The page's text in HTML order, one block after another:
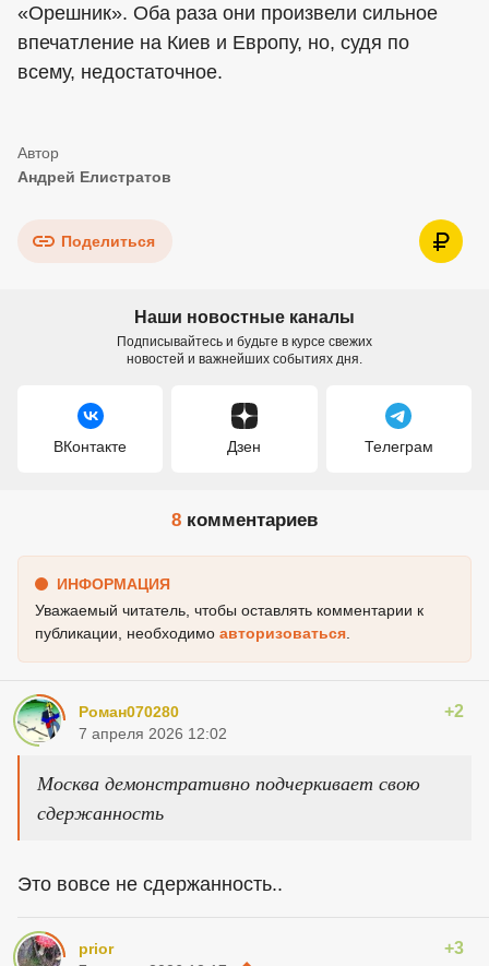
«Орешник». Оба раза они произвели сильное
впечатление на Киев и Европу, но, судя по
всему, недостаточное.
Андрей Елистратов
Поделиться
Наши новостные каналы
Подписывайтесь и будьте в курсе свежих
новостей и важнейших событиях дня.
ВКонтакте Дзен Телеграм
8 комментариев
ИНФОРМАЦИЯ
Уважаемый читатель, чтобы оставлять комментарии к
публикации, необходимо авторизоваться
Роман070280 +2
7 апреля 2026 12:02
Москва демонстративно подчеркивает свою
сдержанность
Это вовсе не сдержанность..
prior +3